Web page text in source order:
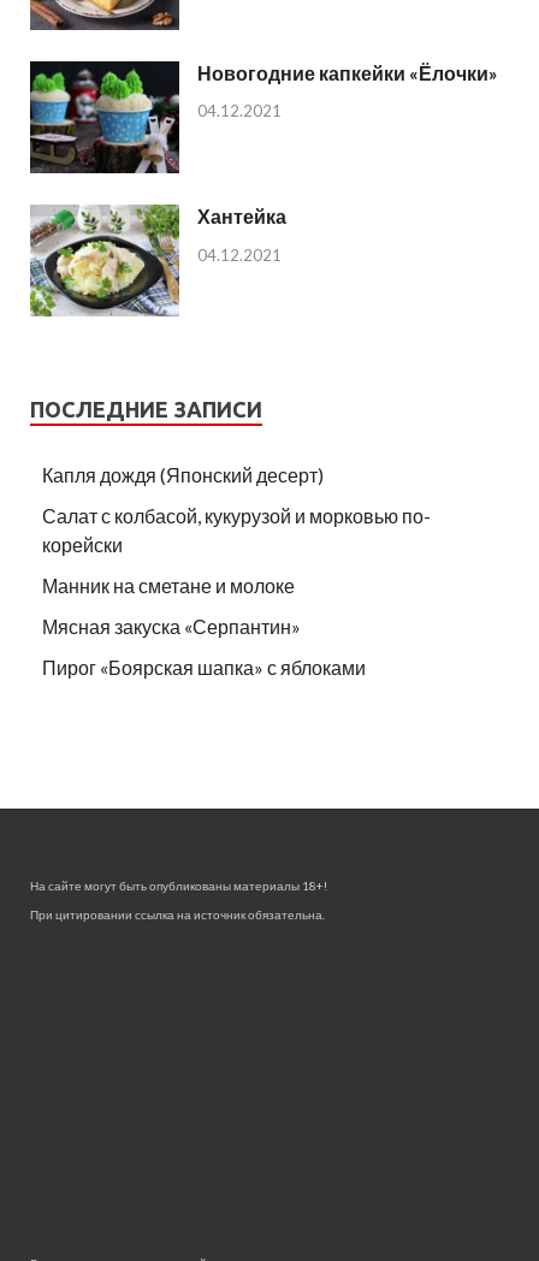
Новогодние капкейки «Ёлочки»
04.12.2021
Хантейка
04.12.2021
ПОСЛЕДНИЕ ЗАПИСИ
Капля дождя (Японский десерт)
Салат с колбасой, кукурузой и морковью по-
корейски
Манник на сметане и молоке
Мясная закуска «Серпантин»
Пирог «Боярская шапка» с яблоками
На сайте могут быть опубликованы материалы 18+!
При цитировании ссылка на источник обязательна.